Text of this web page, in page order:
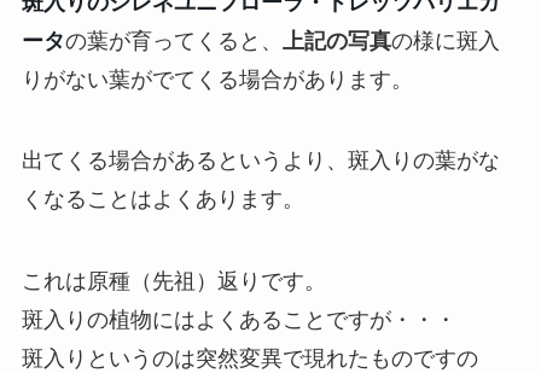
ータの葉が育ってくると、 上記の写真の様に斑入
りがない葉がでてくる場合があります。
出てくる場合があるというより、斑入りの葉がな
くなることはよくあります。
これは原種（先祖）返りです。
斑入りの植物にはよくあることですが・・・
斑入りというのは突然変異で現れたものですの